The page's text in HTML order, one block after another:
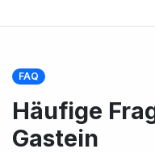
FAQ
Häufige
Gastein